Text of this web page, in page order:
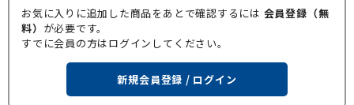
お気に入りに追加した商品をあとで確認するには 会員登録（無
料） が必要です。
すでに会員の方はログインしてください。
新規会員登録 / ログイン